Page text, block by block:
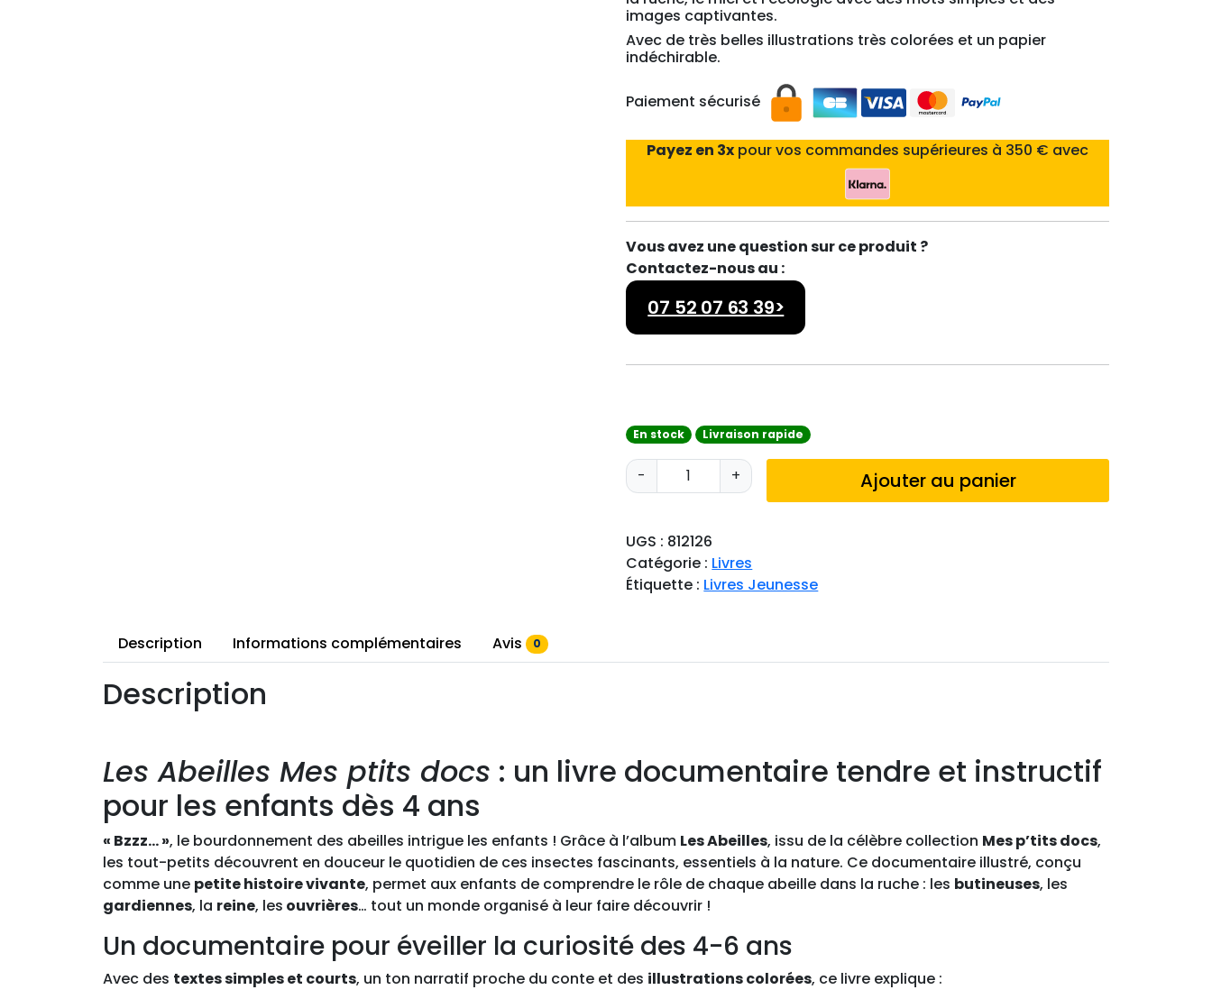
images captivantes.
Avec de très belles illustrations très colorées et un papier
indéchirable.
Paiement sécurisé
Payez en 3x pour vos commandes supérieures à 350 € avec
Vous avez une question sur ce produit ?
Contactez-nous au :
07 52 07 63 39>
En stock Livraison rapide
-
q
u
n
t
i
e
e
S
A
B
E
L
E
+ Ajouter au panier
UGS : 812126
Catégorie : Livres
Étiquette : Livres Jeunesse
Description Informations complémentaires Avis 0
Description
Les Abeilles Mes ptits docs : un livre documentaire tendre et instructif
pour les enfants dès 4 ans
« Bzzz… », le bourdonnement des abeilles intrigue les enfants ! Grâce à l’album Les Abeilles, issu de la célèbre collection Mes p’tits docs,
les tout-petits découvrent en douceur le quotidien de ces insectes fascinants, essentiels à la nature. Ce documentaire illustré, conçu
comme une petite histoire vivante, permet aux enfants de comprendre le rôle de chaque abeille dans la ruche : les butineuses, les
gardiennes, la reine, les ouvrières… tout un monde organisé à leur faire découvrir !
Un documentaire pour éveiller la curiosité des 4-6 ans
Avec des textes simples et courts, un ton narratif proche du conte et des illustrations colorées, ce livre explique :